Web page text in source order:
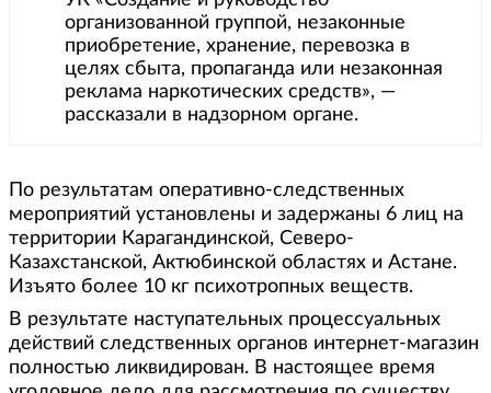
организованной группой, незаконные
приобретение, хранение, перевозка в
целях сбыта, пропаганда или незаконная
реклама наркотических средств», —
рассказали в надзорном органе.
По результатам оперативно-следственных
мероприятий установлены и задержаны 6 лиц на
территории Карагандинской, Северо-
Казахстанской, Актюбинской областях и Астане.
Изъято более 10 кг психотропных веществ.
В результате наступательных процессуальных
действий следственных органов интернет-магазин
полностью ликвидирован. В настоящее время